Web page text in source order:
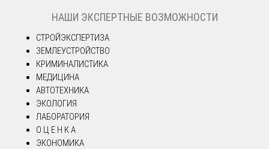
НАШИ ЭКСПЕРТНЫЕ ВОЗМОЖНОСТИ
СТРОЙЭКСПЕРТИЗА
ЗЕМЛЕУСТРОЙСТВО
КРИМИНАЛИСТИКА
МЕДИЦИНА
АВТОТЕХНИКА
ЭКОЛОГИЯ
ЛАБОРАТОРИЯ
О Ц Е Н К А
ЭКОНОМИКА